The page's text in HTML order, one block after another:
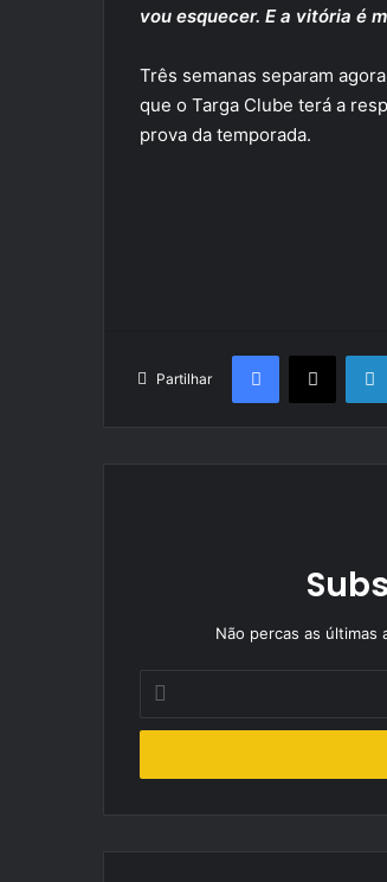
vou esquecer. E a vitória é
Três semanas separam
que o Targa Clube terá a
prova da temporada.
Partilhar
Facebook
X
Não percas as últimas
Indique
seu
de